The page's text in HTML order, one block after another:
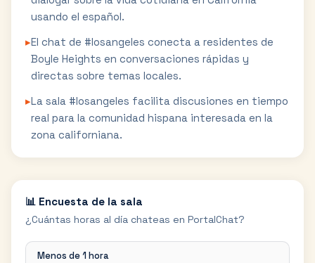
usando el español.
▸El chat de #losangeles conecta a residentes de
Boyle Heights en conversaciones rápidas y
directas sobre temas locales.
▸La sala #losangeles facilita discusiones en tiempo
real para la comunidad hispana interesada en la
zona californiana.
📊 Encuesta de la sala
¿Cuántas horas al día chateas en PortalChat?
Menos de 1 hora